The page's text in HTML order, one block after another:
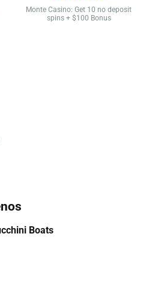
Monte Casino: Get 10 no deposit
spins + $100 Bonus
Boats